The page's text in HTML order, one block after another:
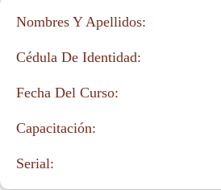
Nombres Y Apellidos:
Cédula De Identidad:
Fecha Del Curso:
Capacitación:
Serial: